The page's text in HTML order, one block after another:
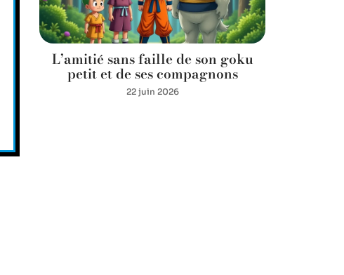
L’amitié sans faille de son goku
petit et de ses compagnons
22 juin 2026